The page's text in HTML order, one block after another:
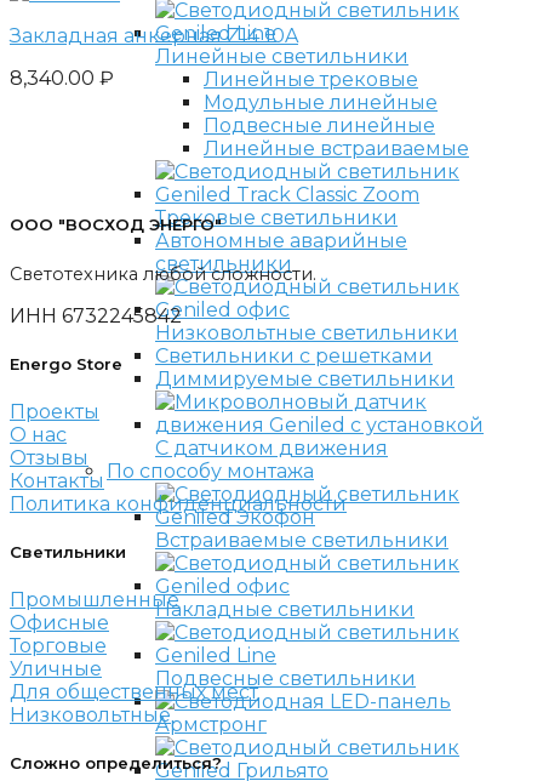
Линейные светильники
Линейные трековые
Модульные линейные
Подвесные линейные
Линейные встраиваемые
Трековые светильники
Автономные аварийные
светильники
Низковольтные светильники
Светильники с решетками
Диммируемые светильники
С датчиком движения
По способу монтажа
Встраиваемые светильники
Накладные светильники
Подвесные светильники
Армстронг
Закладная анкерная Z14 10A
8,340.00 ₽
ООО "ВОСХОД ЭНЕРГО"
Светотехника любой сложности.
ИНН 6732245842
Energo Store
Проекты
О нас
Отзывы
Контакты
Политика конфиденциальности
Светильники
Промышленные
Офисные
Торговые
Уличные
Для общественных мест
Низковольтные
Сложно определиться?